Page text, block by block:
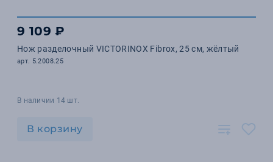
9 109 ₽
Нож разделочный VICTORINOX Fibrox, 25 см, жёлтый
арт. 5.2008.25
В наличии 14 шт.
В корзину